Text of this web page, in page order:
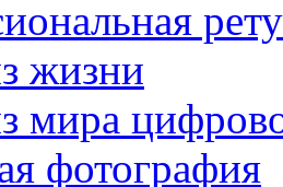
жизни
мира
фотография